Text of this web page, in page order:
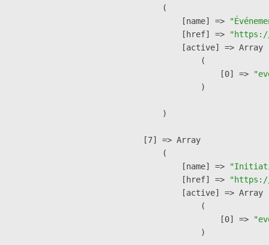
        (
            [name] =>
            [href] =>
            [active] => Array
                (
                    [0] =>
                )
        )
    [7] => Array
        (
            [name] =>
            [href] =>
            [active] => Array
                (
                    [0] =>
                )